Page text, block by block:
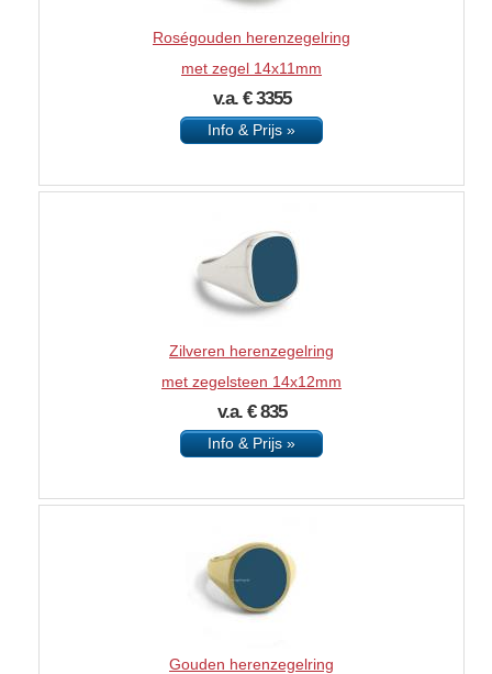
Roségouden herenzegelring
met zegel 14x11mm
v.a. € 3355
Info & Prijs »
Zilveren herenzegelring
met zegelsteen 14x12mm
v.a. € 835
Info & Prijs »
Gouden herenzegelring